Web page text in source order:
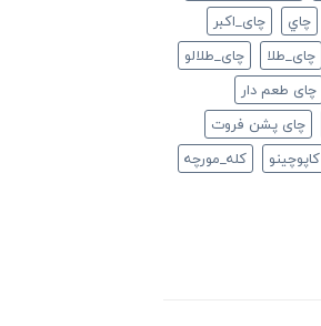
چاي
چای_اکبر
چای_طلا
چای_طلالو
چای طعم دار
چای پشن فروت
کاپوچینو کله_مورچه